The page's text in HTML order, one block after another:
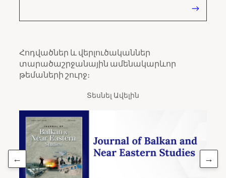
Հոդվածներ և վերլուծականներ
տարածաշրջանային ամենակարևոր
թեմաների շուրջ։
Տեսնել Ավելին
← →